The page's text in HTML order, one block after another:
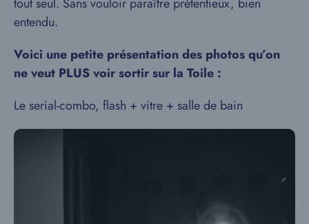
tout seul. Sans vouloir paraître prétentieux, bien
entendu.
Voici une petite présentation des photos qu’on
ne veut PLUS voir sortir sur la Toile :
Le serial-combo, flash + vitre + salle de bain